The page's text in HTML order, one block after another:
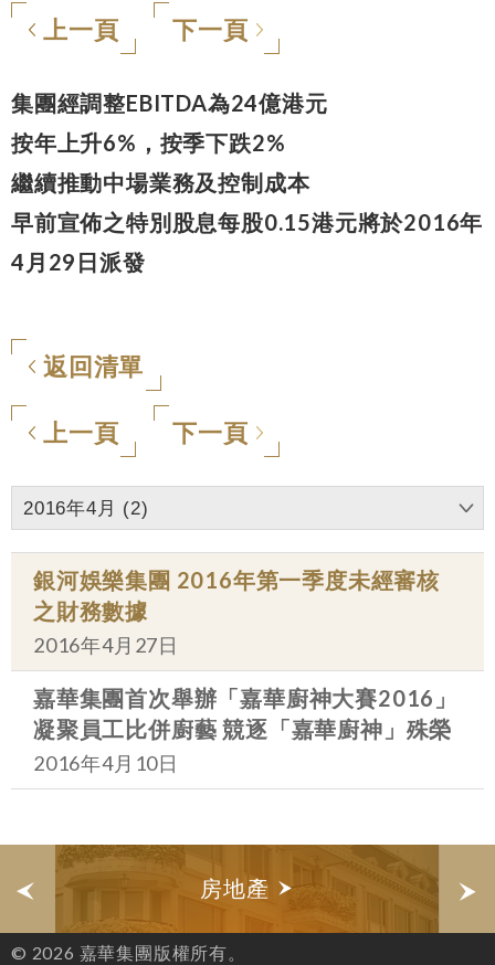
上一頁 下一頁
集團經調整EBITDA為24億港元
按年上升6%，按季下跌2%
繼續推動中場業務及控制成本
早前宣佈之特別股息每股0.15港元將於2016年
4月29日派發
返回清單
上一頁 下一頁
2016年4月 (2)
銀河娛樂集團 2016年第一季度未經審核
之財務數據
2016年4月27日
嘉華集團首次舉辦「嘉華廚神大賽2016」
凝聚員工比併廚藝 競逐「嘉華廚神」殊榮
2016年4月10日
房地產
© 2026 嘉華集團版權所有。